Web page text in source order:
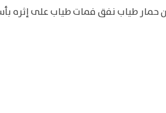
طياب نفق فمات طياب على إثره